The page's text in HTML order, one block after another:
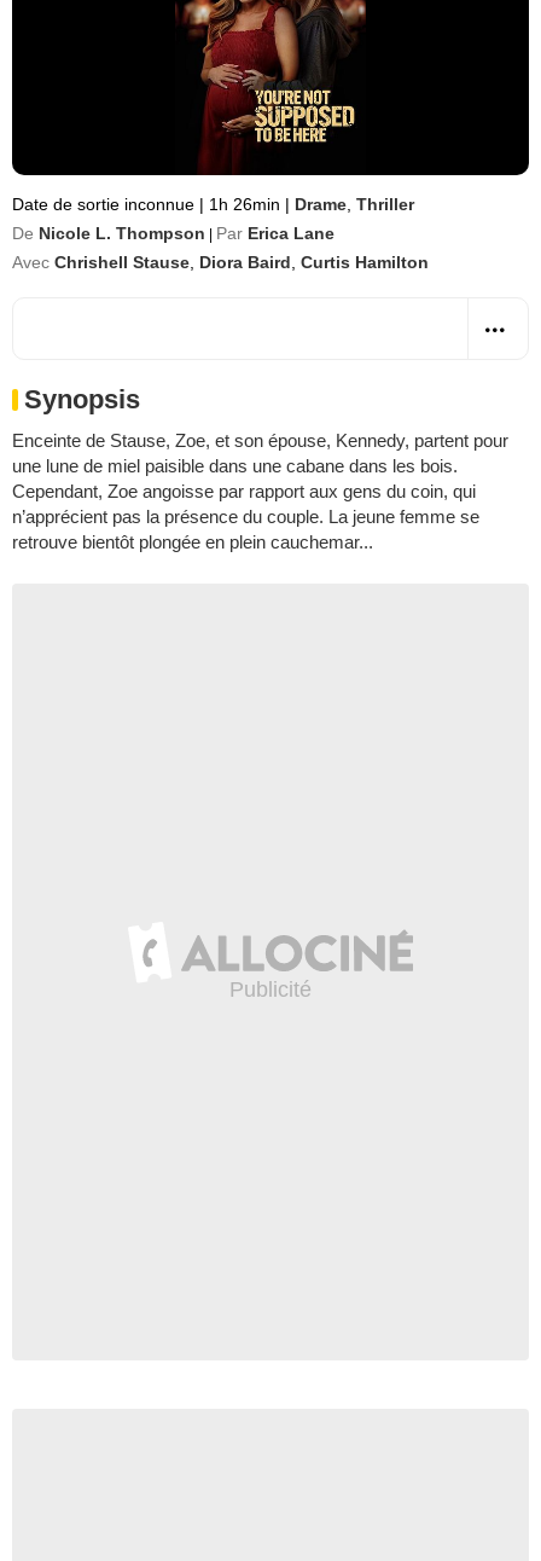
Date de sortie inconnue | 1h 26min | Drame Thriller
De Nicole L. Thompson Par Erica Lane
Avec Chrishell Stause Diora Baird Curtis Hamilton
Synopsis
Enceinte de Stause, Zoe, et son épouse, Kennedy, partent pour
une lune de miel paisible dans une cabane dans les bois.
Cependant, Zoe angoisse par rapport aux gens du coin, qui
n’apprécient pas la présence du couple. La jeune femme se
retrouve bientôt plongée en plein cauchemar...